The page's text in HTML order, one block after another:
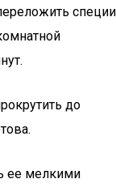
специи
до
ее мелкими